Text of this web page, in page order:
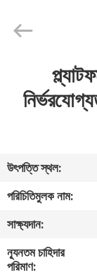
ভিডিও
সম্পর্কে
Instruments
উৎপত্তি স্থল:
পরিচিতিমুলক নাম:
সাক্ষ্যদান:
ন্যূনতম চাহিদার
পরিমাণ: